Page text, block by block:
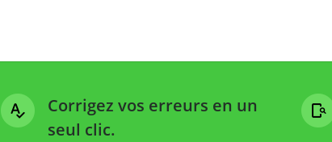
Corrigez vos erreurs en un
seul clic.